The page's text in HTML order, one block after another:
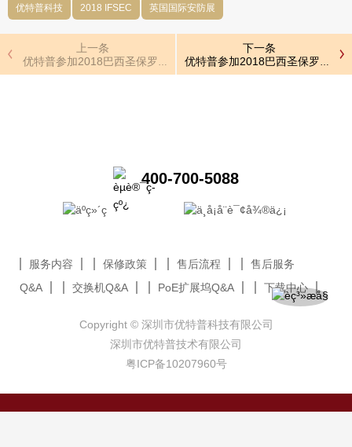
优特普科技 2018 IFSEC 英国国际安防展
上一条
优特普参加2018巴西圣保罗国际安防展
下一条
优特普参加2018巴西圣保罗国际
400-700-5088
服务内容 保修政策 售后流程
售后服务
Q&A
交换机Q&A PoE扩展坞Q&A 下载中心
Copyright © 深圳市优特普科技有限公司
深圳市优特普技术有限公司
粤ICP备10207960号